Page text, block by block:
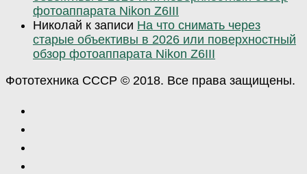
фотоаппарата Nikon Z6III
Николай к записи На что снимать через
старые объективы в 2026 или поверхностный
обзор фотоаппарата Nikon Z6III
Фототехника СССР © 2018. Все права защищены.